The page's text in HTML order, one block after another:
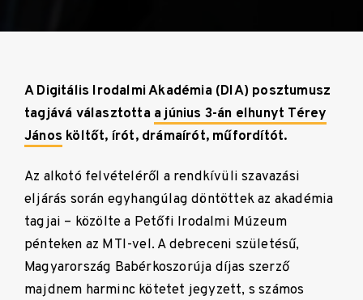
A Digitális Irodalmi Akadémia (DIA) posztumusz
tagjává választotta a június 3-án elhunyt Térey
János költőt, írót, drámaírót, műfordítót.
Az alkotó felvételéről a rendkívüli szavazási
eljárás során egyhangúlag döntöttek az akadémia
tagjai – közölte a Petőfi Irodalmi Múzeum
pénteken az MTI-vel. A debreceni születésű,
Magyarország Babérkoszorúja díjas szerző
majdnem harminc kötetet jegyzett, s számos